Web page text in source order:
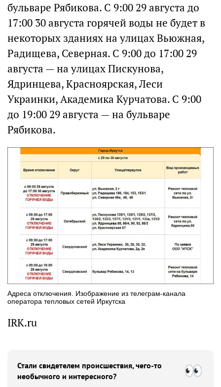
бульваре Рябикова. С 9:00 29 августа до
17:00 30 августа горячей воды не будет в
некоторых зданиях на улицах Вьюжная,
Радищева, Северная. С 9:00 до 17:00 29
августа — на улицах Пискунова,
Ядринцева, Красноярская, Леси
Украинки, Академика Курчатова. С 9:00
до 19:00 29 августа — на бульваре
Рябикова.
Адреса отключения. Изображение из телеграм-канала
оператора тепловых сетей Иркутска
IRK.ru
Стали свидетелем происшествия, чего-то
необычного и интересного?